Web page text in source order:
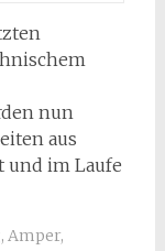
nun
aus
und im Laufe
, Amper,